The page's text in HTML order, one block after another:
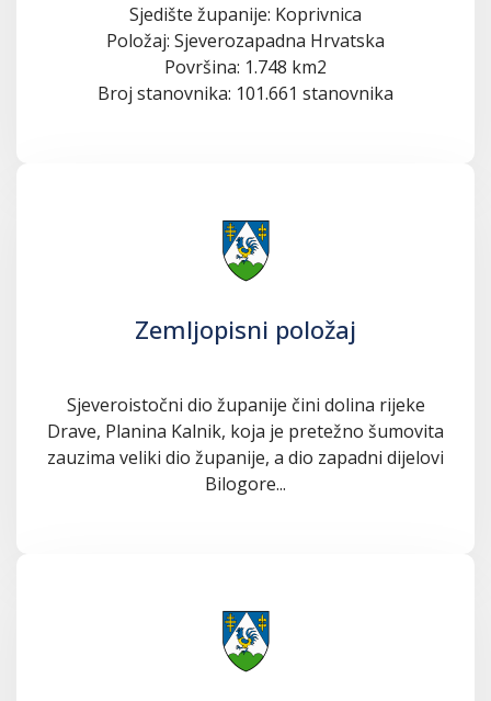
Sjedište županije: Koprivnica
Položaj: Sjeverozapadna Hrvatska
Površina: 1.748 km2
Broj stanovnika: 101.661 stanovnika
Zemljopisni položaj
Sjeveroistočni dio županije čini dolina rijeke
Drave, Planina Kalnik, koja je pretežno šumovita
zauzima veliki dio županije, a dio zapadni dijelovi
Bilogore...